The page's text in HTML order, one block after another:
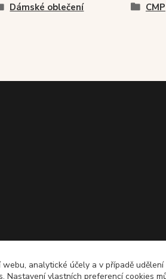
Dámské oblečení
CMP
analytické účely a v případě
Nastavení vlastních preferencí cookies